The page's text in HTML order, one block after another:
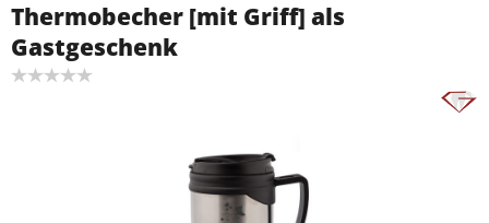
Thermobecher [mit Griff] als
Gastgeschenk